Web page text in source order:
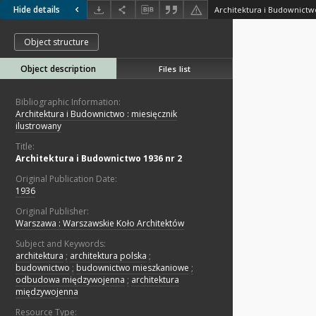
Hide details Architektura i
Object structure
Object description Files list
Bibliographic Information:
Architektura i Budownictwo : miesięcznik
ilustrowany
Title:
Architektura i Budownictwo 1936 nr 2
Original Publication Date:
1936
Original Publisher:
Warszawa : Warszawskie Koło Architektów
Subject and Keywords:
architektura ; architektura polska ;
budownictwo ; budownictwo mieszkaniowe ;
odbudowa międzywojenna ; architektura
międzywojenna
Resource Type: